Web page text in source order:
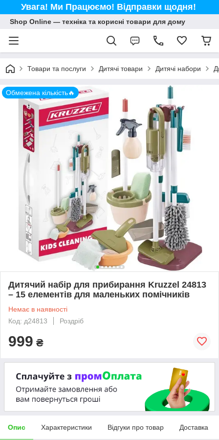
Увага! Ми Працюємо! Відправки щодня!
Shop Online — техніка та корисні товари для дому
Товари та послуги Дитячі товари Дитячі набори
Обмежена кількість🔥
Дитячий набір для прибирання Kruzzel 24813
– 15 елементів для маленьких помічників
Немає в наявності
Код: д24813
Роздріб
999 ₴
Опис Характеристики Відгуки про товар Доставка